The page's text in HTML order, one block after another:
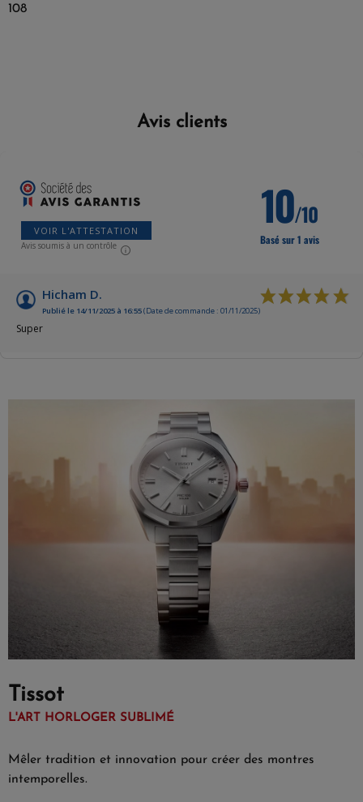
108
Avis clients
VOIR L'ATTESTATION
Avis soumis à un contrôle
10/10
Basé sur 1 avis
Hicham D.
Publié le 14/11/2025 à 16:55(Date de commande : 01/11/2025)
Super
Tissot
L'ART HORLOGER SUBLIMÉ
Mêler tradition et innovation pour créer des montres
intemporelles.